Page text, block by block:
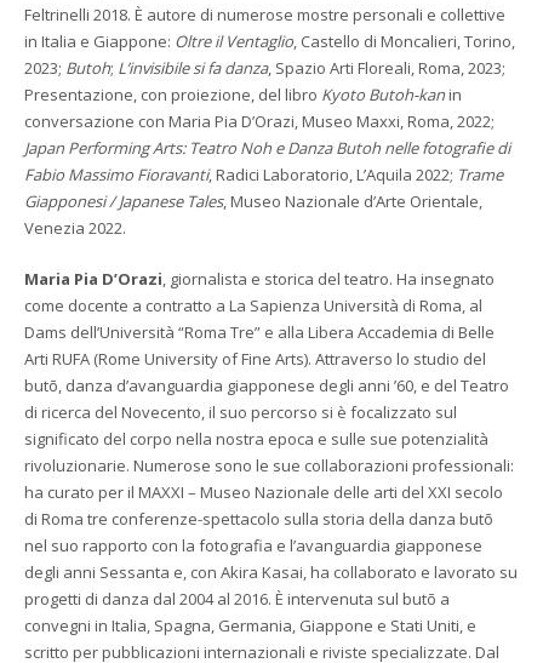
Feltrinelli 2018. È autore di numerose mostre personali e collettive
in Italia e Giappone: Oltre il Ventaglio , Castello di Moncalieri, Torino,
2023; Butoh; L’invisibile si fa danza, Spazio Arti Floreali, Roma, 2023;
Presentazione, con proiezione, del libro Kyoto Butoh-kanin
conversazione con Maria Pia D’Orazi, Museo Maxxi, Roma, 2022;
Japan Performing Arts: Teatro Noh e Danza Butoh nelle fotografie di
Fabio Massimo Fioravanti, Radici Laboratorio, L’Aquila 2022; Trame
Giapponesi / Japanese Tales, Museo Nazionale d’Arte Orientale,
Venezia 2022.
Maria Pia D’Orazi , giornalista e storica del teatro. Ha insegnato
come docente a contratto a La Sapienza Università di Roma, al
Dams dell’Università “Roma Tre” e alla Libera Accademia di Belle
Arti RUFA (Rome University of Fine Arts). Attraverso lo studio del
butō, danza d’avanguardia giapponese degli anni ’60, e del Teatro
di ricerca del Novecento, il suo percorso si è focalizzato sul
significato del corpo nella nostra epoca e sulle sue potenzialità
rivoluzionarie. Numerose sono le sue collaborazioni professionali:
ha curato per il MAXXI – Museo Nazionale delle arti del XXI secolo
di Roma tre conferenze-spettacolo sulla storia della danza butō
nel suo rapporto con la fotografia e l’avanguardia giapponese
degli anni Sessanta e, con Akira Kasai, ha collaborato e lavorato su
progetti di danza dal 2004 al 2016. È intervenuta sul butō a
convegni in Italia, Spagna, Germania, Giappone e Stati Uniti, e
scritto per pubblicazioni internazionali e riviste specializzate. Dal